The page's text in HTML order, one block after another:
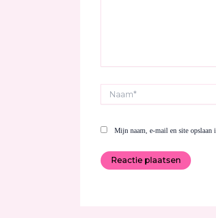
Mijn naam, e-mail en site opslaan